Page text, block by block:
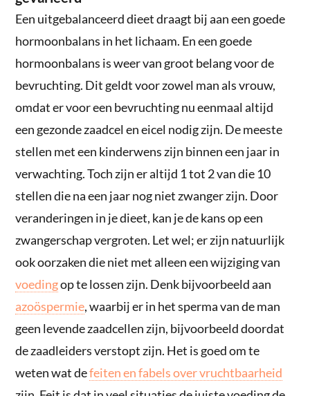
Een uitgebalanceerd dieet draagt bij aan een goede
hormoonbalans in het lichaam. En een goede
hormoonbalans is weer van groot belang voor de
bevruchting. Dit geldt voor zowel man als vrouw,
omdat er voor een bevruchting nu eenmaal altijd
een gezonde zaadcel en eicel nodig zijn. De meeste
stellen met een kinderwens zijn binnen een jaar in
verwachting. Toch zijn er altijd 1 tot 2 van die 10
stellen die na een jaar nog niet zwanger zijn. Door
veranderingen in je dieet, kan je de kans op een
zwangerschap vergroten. Let wel; er zijn natuurlijk
ook oorzaken die niet met alleen een wijziging van
voedingop te lossen zijn. Denk bijvoorbeeld aan
azoöspermie, waarbij er in het sperma van de man
geen levende zaadcellen zijn, bijvoorbeeld doordat
de zaadleiders verstopt zijn. Het is goed om te
weten wat defeiten en fabels over vruchtbaarheid